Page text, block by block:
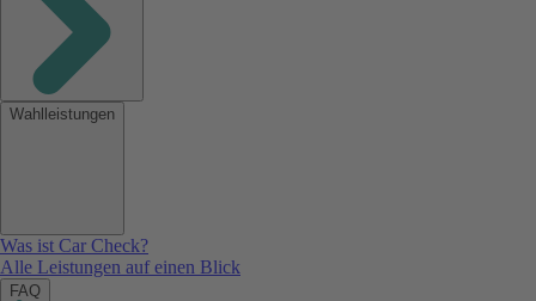
Wahlleistungen
Was ist Car Check?
Alle Leistungen auf einen Blick
FAQ